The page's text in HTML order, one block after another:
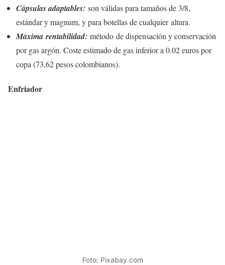
Cápsulas adaptables: son válidas para tamaños de 3/8,
estándar y magnum, y para botellas de cualquier altura.
Máxima rentabilidad: método de dispensación y conservación
por gas argón. Coste estimado de gas inferior a 0.02 euros por
copa (73,62 pesos colombianos).
Enfriador
Foto: Pixabay.com